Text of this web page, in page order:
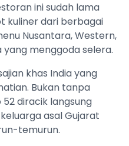
ini sudah lama
kuliner dari berbagai
Nusantara, Western,
yang menggoda selera.
khas India yang
Bukan tanpa
52 diracik langsung
asal Gujarat
temurun.